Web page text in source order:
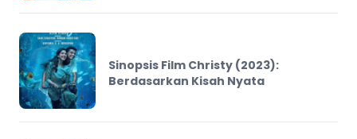
Sinopsis Film Christy (2023):
Berdasarkan Kisah Nyata